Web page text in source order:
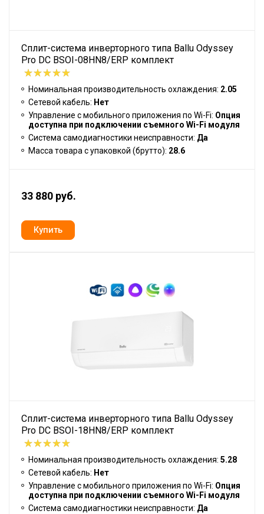
Сплит-система инверторного типа Ballu Odyssey
Pro DC BSOI-08HN8/ERP комплект
Номинальная производительность охлаждения: 2.05
Сетевой кабель: Нет
Управление c мобильного приложения по Wi-Fi: Опция
доступна при подключении съемного Wi-Fi модуля
Система самодиагностики неисправности: Да
Масса товара с упаковкой (брутто): 28.6
33 880 руб.
Сплит-система инверторного типа Ballu Odyssey
Pro DC BSOI-18HN8/ERP комплект
Номинальная производительность охлаждения: 5.28
Сетевой кабель: Нет
Управление c мобильного приложения по Wi-Fi: Опция
доступна при подключении съемного Wi-Fi модуля
Система самодиагностики неисправности: Да